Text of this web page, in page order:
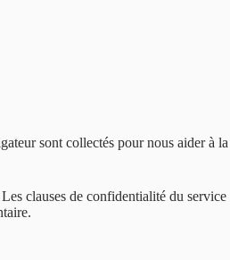
sont collectés pour nous aider à la
clauses de confidentialité du service